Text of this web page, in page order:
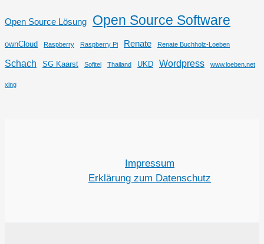
Open Source Lösung Open Source Software
ownCloud Raspberry Raspberry Pi Renate Renate Buchholz-Loeben
Schach SG Kaarst Sofitel Thailand UKD Wordpress www.loeben.net
xing
Impressum
Erklärung zum Datenschutz